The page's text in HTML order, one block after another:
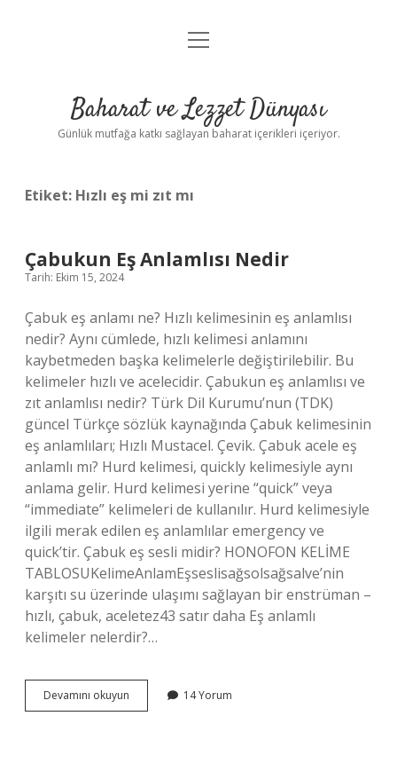
Anasayfa
Yasal Uyarı
menüyü
Baharat ve Lezzet Dünyası
Günlük mutfağa katkı sağlayan baharat içerikleri içeriyor.
Etiket: Hızlı eş mi zıt mı
Çabukun Eş Anlamlısı Nedir
Tarih: Ekim 15, 2024
Çabuk eş anlamı ne? Hızlı kelimesinin eş anlamlısı
nedir? Aynı cümlede, hızlı kelimesi anlamını
kaybetmeden başka kelimelerle değiştirilebilir. Bu
kelimeler hızlı ve acelecidir. Çabukun eş anlamlısı ve
zıt anlamlısı nedir? Türk Dil Kurumu’nun (TDK)
güncel Türkçe sözlük kaynağında Çabuk kelimesinin
eş anlamlıları; Hızlı Mustacel. Çevik. Çabuk acele eş
anlamlı mı? Hurd kelimesi, quickly kelimesiyle aynı
anlama gelir. Hurd kelimesi yerine “quick” veya
“immediate” kelimeleri de kullanılır. Hurd kelimesiyle
ilgili merak edilen eş anlamlılar emergency ve
quick’tir. Çabuk eş sesli midir? HONOFON KELİME
TABLOSUKelimeAnlamEşseslisağsolsağsalve’nin
karşıtı su üzerinde ulaşımı sağlayan bir enstrüman –
hızlı, çabuk, aceletez43 satır daha Eş anlamlı
kelimeler nelerdir?…
Devamını okuyun Çabukun
Eş
14 Yorum